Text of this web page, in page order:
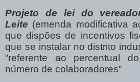
Projeto de lei do
Leite (emenda modificativa
que dispões de incentivos
que se instalar no distrito
“referente ao percentual
número de colaboradores”